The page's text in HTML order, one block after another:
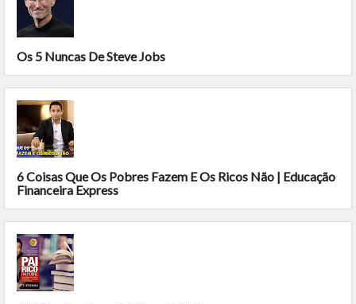
Os 5 Nuncas De Steve Jobs
6 Coisas Que Os Pobres Fazem E Os Ricos Não | Educação
Financeira Express